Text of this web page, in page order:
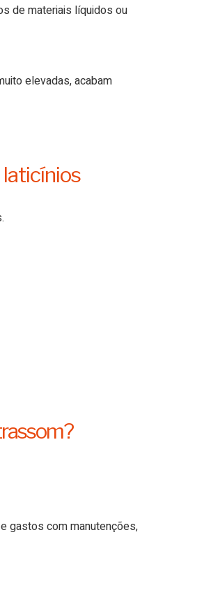
de materiais líquidos ou
elevadas, acabam
laticínios
gastos com manutenções,